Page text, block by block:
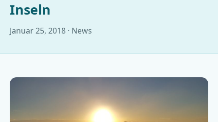
Inseln
Januar 25, 2018 · News